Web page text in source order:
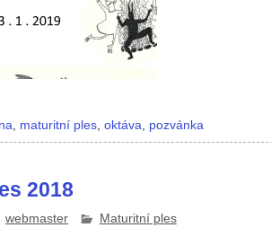
, maturitní ples,oktáva, pozvánka
2018
webmaster Maturitní ples